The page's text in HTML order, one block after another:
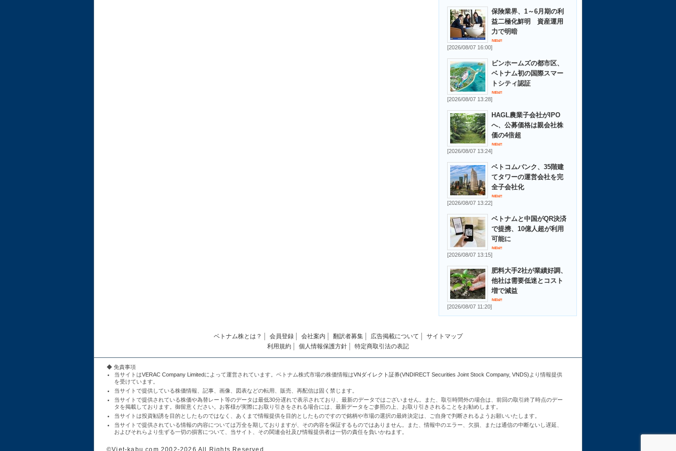
保険業界、1～6月期の利
益二極化鮮明 資産運用
力で明暗
[2026/08/07 16:00]
ビンホームズの都市区、
ベトナム初の国際スマー
トシティ認証
[2026/08/07 13:28]
HAGL農業子会社がIPO
へ、公募価格は親会社株
価の4倍超
[2026/08/07 13:24]
ベトコムバンク、35階建
てタワーの運営会社を完
全子会社化
[2026/08/07 13:22]
ベトナムと中国がQR決済
で提携、10億人超が利用
可能に
[2026/08/07 13:15]
肥料大手2社が業績好調、
他社は需要低迷とコスト
増で減益
[2026/08/07 11:20]
ベトナム株とは？ 会員登録 会社案内 翻訳者募集 広告掲載について
サイトマップ
利用規約
個人情報保護方針 特定商取引法の表記
◆ 免責事項
当サイトはVERAC Company Limitedによって運営されています。ベトナム株式市場の株価情報はVNダイレクト証券(VNDIRECT Securities Joint Stock Company, VNDS) より情報提供
を受けています。
当サイトで提供している株価情報、記事、画像、図表などの転用、販売、再配信は固く禁じます。
当サイトで提供されている株価や為替レート等のデータは最低30分遅れで表示されており、最新のデータではございません。また、取引時間外の場合は、前回の取引終了時点のデー
タを掲載しております。御留意ください。お客様が実際にお取り引きをされる場合には、最新データをご参照の上、お取り引きされることをお勧めします。
当サイトは投資勧誘を目的としたものではなく、あくまで情報提供を目的としたものですので銘柄や市場の選択の最終決定は、ご自身で判断されるようお願いいたします。
当サイトで提供されている情報の内容については万全を期しておりますが、その内容を保証するものではありません。また、情報中のエラー、欠損、または通信の中断ないし遅延、
およびそれらより生ずる一切の損害について、当サイト、その関連会社及び情報提供者は一切の責任を負いかねます。
©Viet-kabu.com 2002-2026 All Rights Reserved.